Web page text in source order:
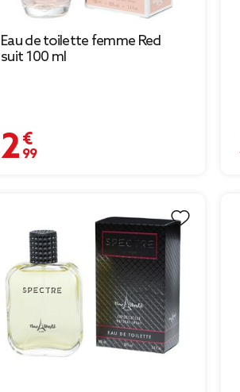
Eau de toilette femme Red
suit 100 ml
2,99 €